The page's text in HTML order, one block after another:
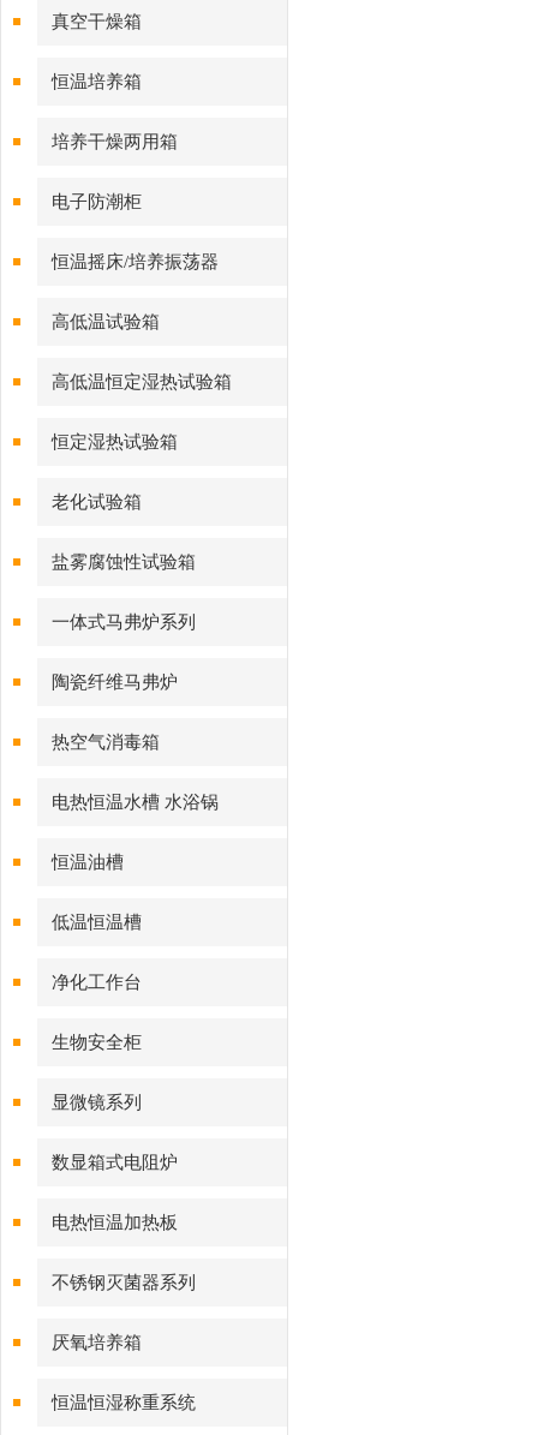
真空干燥箱
恒温培养箱
培养干燥两用箱
电子防潮柜
恒温摇床/培养振荡器
高低温试验箱
高低温恒定湿热试验箱
恒定湿热试验箱
老化试验箱
盐雾腐蚀性试验箱
一体式马弗炉系列
陶瓷纤维马弗炉
热空气消毒箱
电热恒温水槽 水浴锅
恒温油槽
低温恒温槽
净化工作台
生物安全柜
显微镜系列
数显箱式电阻炉
电热恒温加热板
不锈钢灭菌器系列
厌氧培养箱
恒温恒湿称重系统